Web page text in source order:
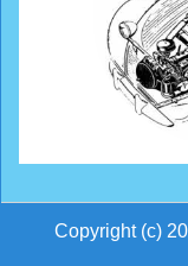
Copyright (c)